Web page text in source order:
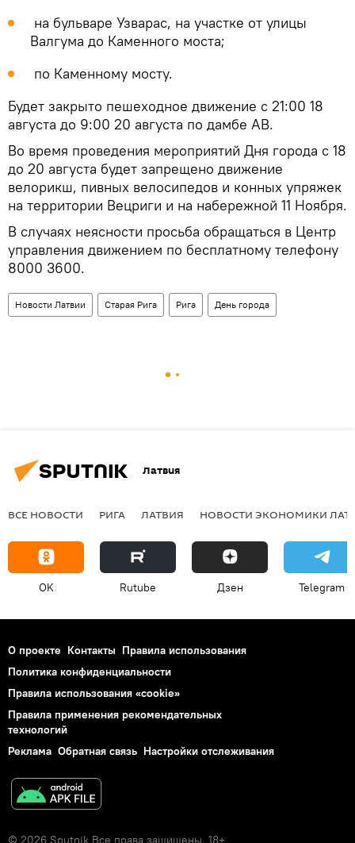
на бульваре Узварас, на участке от улицы
Валгума до Каменного моста;
по Каменному мосту.
Будет закрыто пешеходное движение с 21:00 18
августа до 9:00 20 августа по дамбе АВ.
Во время проведения мероприятий Дня города с 18
до 20 августа будет запрещено движение
велорикш, пивных велосипедов и конных упряжек
на территории Вецриги и на набережной 11 Ноября.
В случаях неясности просьба обращаться в Центр
управления движением по бесплатному телефону
8000 3600.
Новости Латвии Старая Рига Рига День города
Латвия
ВСЕ НОВОСТИ РИГА ЛАТВИЯ НОВОСТИ ЭКОНОМИКИ
OK Rutube Дзен Telegram
О проекте Контакты Правила использования
Политика конфиденциальности
Правила использования «cookie»
Правила применения рекомендательных
технологий
Реклама Обратная связь Настройки отслеживания
© 2026 Sputnik Все права защищены. 18+